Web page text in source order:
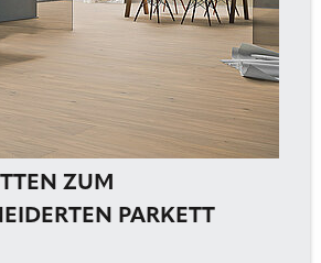
ZUM
PARKETT